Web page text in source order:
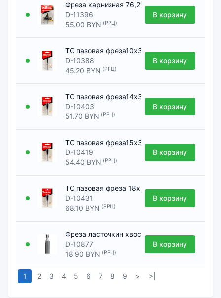
Фреза карнизная 76,2х38,1х12х38х2Т D-
D-11396
55.00 BYN (РРЦ)
В корзину
ТС пазовая фреза10x35x12x38x2T D-10388
D-10388
45.20 BYN (РРЦ)
В корзину
ТС пазовая фреза14х35х12х38х2Т D-10403
D-10403
51.70 BYN (РРЦ)
В корзину
ТС пазовая фреза15х35х12х38х2Т D-10419
D-10419
54.40 BYN (РРЦ)
В корзину
ТС пазовая фреза 18х35х12х38х2Т D-10431
D-10431
68.10 BYN (РРЦ)
В корзину
Фреза ласточкин хвост 6,35х7,94х8х32х2Т
D-10877
18.90 BYN (РРЦ)
В корзину
1 2 3 4 5 6 7 8 9 > >|